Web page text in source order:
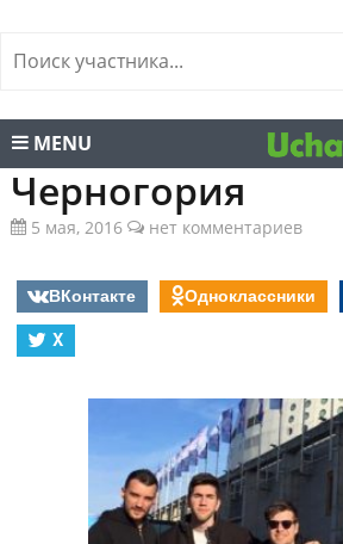
MENU
Черногория
5 мая, 2016 нет комментариев
ВКонтакте Одноклассники
X